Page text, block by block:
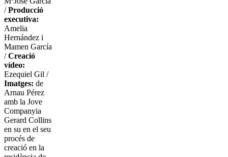
/Producció
executiva:
Amelia
Hernández i
Mamen García
/Creació
vídeo:
Ezequiel Gil /
Imatges: de
Arnau Pérez
amb la Jove
Companyia
Gerard Collins
en su en el seu
procés de
creació en la